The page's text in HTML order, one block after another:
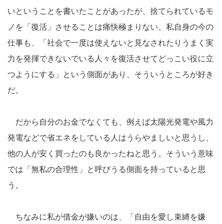
いということを書いたことがあったが、捨てられているモ
ノを「復活」させることは痛快極まりない。私自身の今の
仕事も、「社会で一度は使えないと見なされたりうまく実
力を発揮できないでいる人々を復活させてどっこい役に立
つようにする」という側面があり、そういうところが好き
だ。
だから自分のお金でなくても、例えば太陽光発電や風力
発電などで省エネをしている人はうらやましいと思うし、
他の人が安く買ったのも良かったねと思う。そういう意味
では「無私の合理性」と呼びうる側面を持っていると思
う。
ちなみに私が借金が嫌いのは、「自由を愛し束縛を嫌